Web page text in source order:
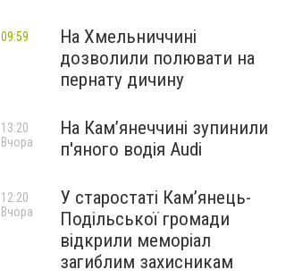
На Хмельниччині
дозволили полювати на
пернату дичину
09:59
На Камʼянеччині зупинили
п'яного водія Audi
13:20
Вчора
У старостаті Кам’янець-
Подільської громади
відкрили меморіал
загиблим захисникам
12:20
Вчора